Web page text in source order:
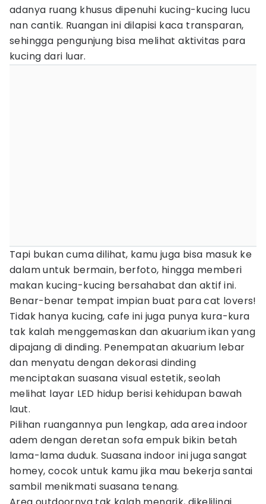
adanya ruang khusus dipenuhi kucing-kucing lucu
nan cantik. Ruangan ini dilapisi kaca transparan,
sehingga pengunjung bisa melihat aktivitas para
kucing dari luar.
Tapi bukan cuma dilihat, kamu juga bisa masuk ke
dalam untuk bermain, berfoto, hingga memberi
makan kucing-kucing bersahabat dan aktif ini.
Benar-benar tempat impian buat para cat lovers!
Tidak hanya kucing, cafe ini juga punya kura-kura
tak kalah menggemaskan dan akuarium ikan yang
dipajang di dinding. Penempatan akuarium lebar
dan menyatu dengan dekorasi dinding
menciptakan suasana visual estetik, seolah
melihat layar LED hidup berisi kehidupan bawah
laut.
Pilihan ruangannya pun lengkap, ada area indoor
adem dengan deretan sofa empuk bikin betah
lama-lama duduk. Suasana indoor ini juga sangat
homey, cocok untuk kamu jika mau bekerja santai
sambil menikmati suasana tenang.